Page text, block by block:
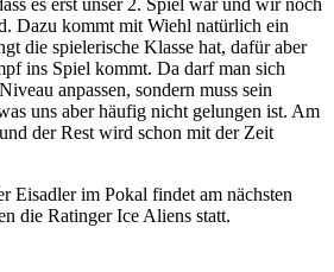
Dazu kommt mit Wiehl natürlich ein
die spielerische Klasse hat, dafür aber
ins Spiel kommt. Da darf man sich
anpassen, sondern muss sein
uns aber häufig nicht gelungen ist. Am
der Rest wird schon mit der Zeit
Eisadler im Pokal findet am nächsten
die Ratinger Ice Aliens statt.